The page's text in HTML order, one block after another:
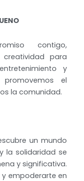
contigo,
para
y
promovemos el
la comunidad.
un mundo
la solidaridad se
y significativa.
empoderarte en